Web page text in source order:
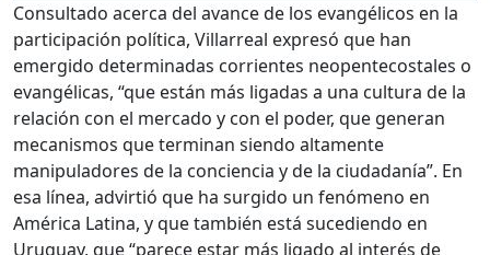
Consultado acerca del avance de los evangélicos en la
participación política, Villarreal expresó que han
emergido determinadas corrientes neopentecostales o
evangélicas, “que están más ligadas a una cultura de la
relación con el mercado y con el poder, que generan
mecanismos que terminan siendo altamente
manipuladores de la conciencia y de la ciudadanía”. En
esa línea, advirtió que ha surgido un fenómeno en
América Latina, y que también está sucediendo en
Uruguay, que “parece estar más ligado al interés de